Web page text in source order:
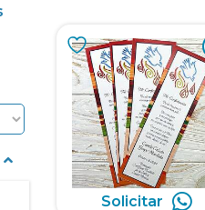
Solicitar